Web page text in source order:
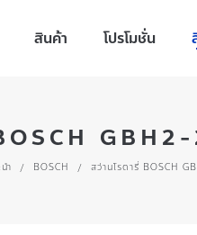
สินค้า โปรโมชั่น
GBH2-
ำ / BOSCH / สว่านโรตารี่ BOSCH